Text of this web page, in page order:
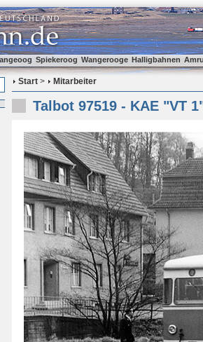
Spiekeroog Wangerooge Halligbahnen
Start > Mitarbeiter
Talbot 97519 - KAE "VT